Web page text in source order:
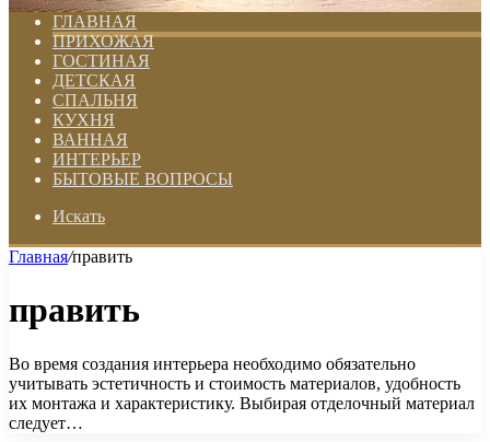
ГЛАВНАЯ
ПРИХОЖАЯ
ГОСТИНАЯ
ДЕТСКАЯ
СПАЛЬНЯ
КУХНЯ
ВАННАЯ
ИНТЕРЬЕР
БЫТОВЫЕ ВОПРОСЫ
Искать
Главная/править
править
Во время создания интерьера необходимо обязательно
учитывать эстетичность и стоимость материалов, удобность
их монтажа и характеристику. Выбирая отделочный материал
следует…